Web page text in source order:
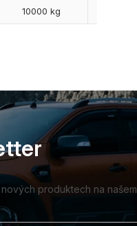
10000 kg
produktech na našem